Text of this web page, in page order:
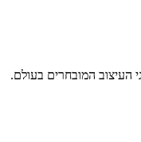
העיצוב המובחרים בעולם.